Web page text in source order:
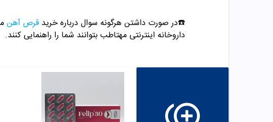
☎️در صورت داشتن هرگونه سوال درباره خرید قرص آهن
داروخانه اینترنتی مهتاطب بتوانند شما را راهنمایی کنند.